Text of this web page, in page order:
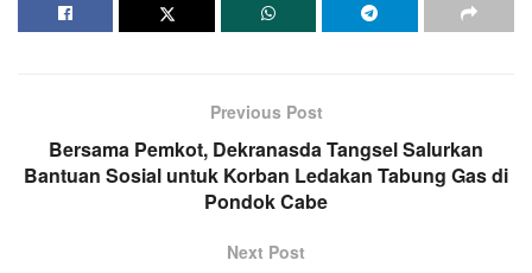
Previous Post
Bersama Pemkot, Dekranasda Tangsel Salurkan
Bantuan Sosial untuk Korban Ledakan Tabung Gas di
Pondok Cabe
Next Post